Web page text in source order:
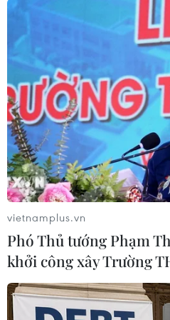
Theo báo cáo của Ban
Quảng Ninh, 10 tháng
đã xảy ra 79 vụ tai nạn
tử vong và 61 người bị
năm 2018, tai nạn giao
Quảng Ninh tăng cả ba
vietnamplus.vn
Phó Thủ tướng Phạm
khởi công xây Trường